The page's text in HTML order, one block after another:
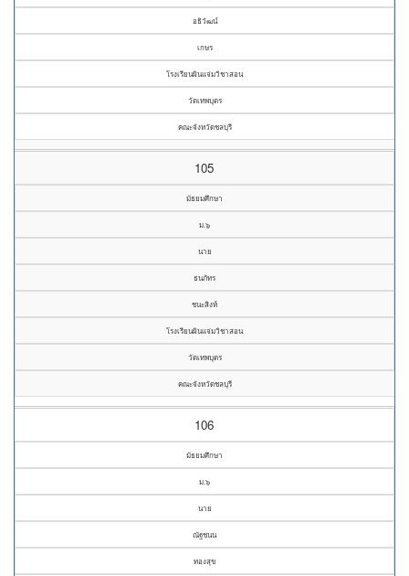
อธิวัฒน์
เกษร
โรงเรียนผินแจ่มวิชาสอน
วัดเทพบุตร
คณะจังหวัดชลบุรี
105
มัธยมศึกษา
ม.๖
นาย
ธนภัทร
ชนะสิงห์
โรงเรียนผินแจ่มวิชาสอน
วัดเทพบุตร
คณะจังหวัดชลบุรี
106
มัธยมศึกษา
ม.๖
นาย
ณัฐชนน
ทองสุข